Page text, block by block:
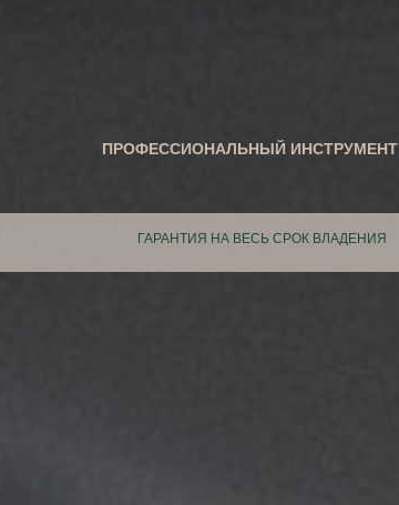
ГАРАНТИЯ НА ВЕСЬ СРОК ВЛАДЕНИЯ
ПРОФЕССИОНАЛЬНЫЙ ИНСТРУМЕНТ